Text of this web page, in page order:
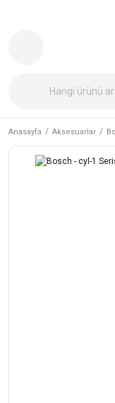
Anasayfa Aksesuarlar